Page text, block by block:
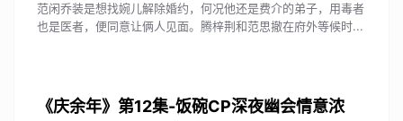
范闲乔装是想找婉儿解除婚约，何况他还是费介的弟子，用毒者
也是医者，便同意让俩人见面。腾梓荆和范思撤在府外等候时...
《庆余年》第12集-饭碗CP深夜幽会情意浓